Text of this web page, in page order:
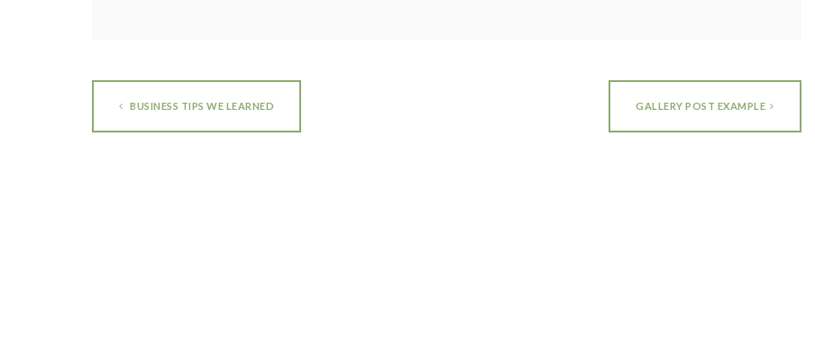
BUSINESS TIPS WE LEARNED GALLERY POST EXAMPLE